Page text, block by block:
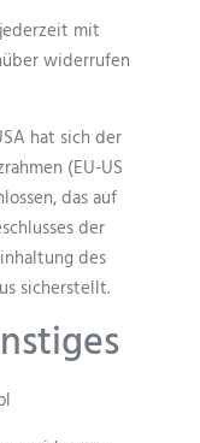
mit
widerrufen
hat sich der
(EU-US
das auf
der
des
sicherstellt.